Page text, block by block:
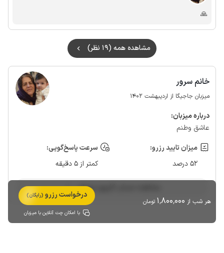
🙏
مشاهده همه (19 نظر)
خانم سرور
میزبان جاجیگا از اردیبهشت 1402
درباره‌ میزبان:
عاشق وطنم
میزان تایید رزرو:
52 درصد
سرعت پاسخ‌گویی:
کمتر از 5 دقیقه
مشاهده حساب کاربری میزبان
هر شب از 1٬800٬000 تومان
درخواست رزرو (رایگان)
با امکان چت آنلاین با میزبان